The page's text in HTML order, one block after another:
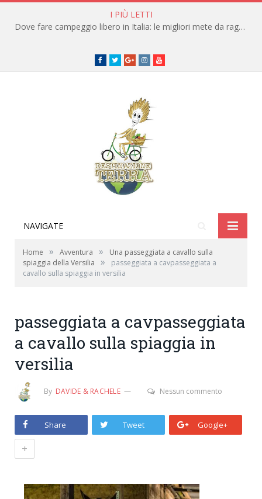
I PIÙ LETTI
Dove fare campeggio libero in Italia: le migliori mete da raggiungere in traghetto
Facebook
TwitterGoogle+instagramyoutube
NAVIGATE
Home » Avventura »
Una passeggiata a cavallo sulla
spiaggia della Versilia
»
passeggiata a cavpasseggiata a
cavallo sulla spiaggia in versilia
passeggiata a cavpasseggiata
a cavallo sulla spiaggia in
versilia
By DAVIDE & RACHELE Nessun commento
Share Tweet Google+
+